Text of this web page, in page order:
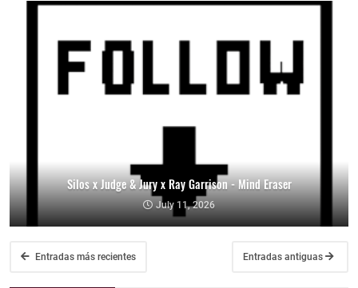
Silos x Judge & Jury x Ray Garrison - Mind Eraser
July 11, 2026
Entradas más recientes Entradas antiguas